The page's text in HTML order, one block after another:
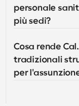
personale
più sedi?
Cosa rende
tradizionali
per